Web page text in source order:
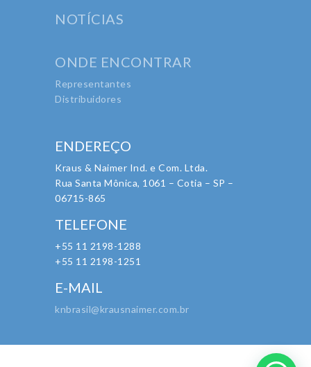
NOTÍCIAS
ONDE ENCONTRAR
Representantes
Distribuidores
ENDEREÇO
Kraus & Naimer Ind. e Com. Ltda.
Rua Santa Mônica, 1061 – Cotia – SP –
06715-865
TELEFONE
+55 11 2198-1288
+55 11 2198-1251
E-MAIL
knbrasil@krausnaimer.com.br